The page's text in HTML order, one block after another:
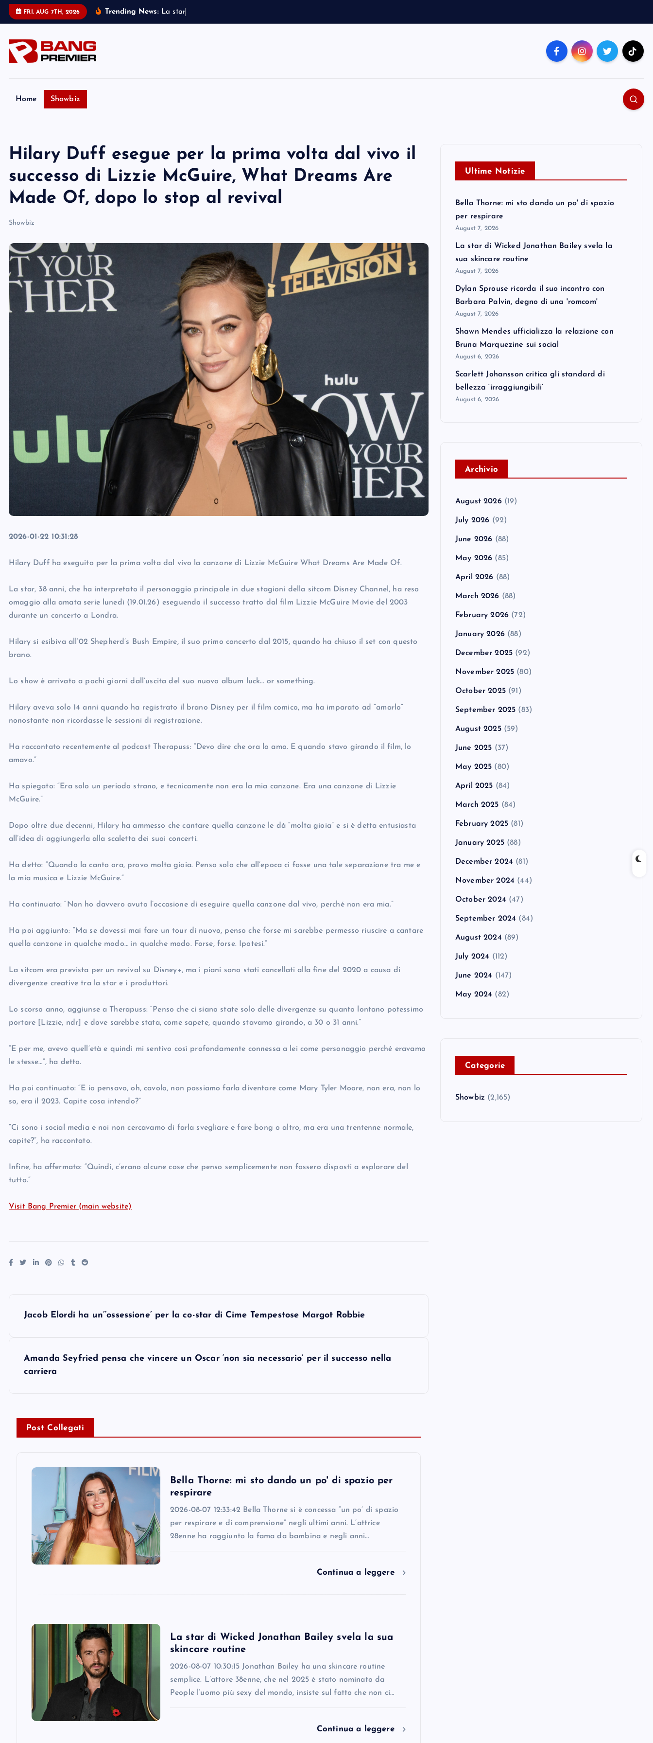
FRI. AUG 7TH, 2026 Trending News: La star
Home Showbiz
Hilary Duff esegue per la prima volta dal vivo il
successo di Lizzie McGuire, What Dreams Are
Made Of, dopo lo stop al revival
Showbiz
2026-01-22 10:31:28
Hilary Duff ha eseguito per la prima volta dal vivo la canzone di Lizzie McGuire What Dreams Are Made Of.
La star, 38 anni, che ha interpretato il personaggio principale in due stagioni della sitcom Disney Channel, ha reso
omaggio alla amata serie lunedì (19.01.26) eseguendo il successo tratto dal film Lizzie McGuire Movie del 2003
durante un concerto a Londra.
Hilary si esibiva all’02 Shepherd’s Bush Empire, il suo primo concerto dal 2015, quando ha chiuso il set con questo
brano.
Lo show è arrivato a pochi giorni dall’uscita del suo nuovo album luck… or something.
Hilary aveva solo 14 anni quando ha registrato il brano Disney per il film comico, ma ha imparato ad “amarlo”
nonostante non ricordasse le sessioni di registrazione.
Ha raccontato recentemente al podcast Therapuss: “Devo dire che ora lo amo. E quando stavo girando il film, lo
amavo.”
Ha spiegato: “Era solo un periodo strano, e tecnicamente non era la mia canzone. Era una canzone di Lizzie
McGuire.”
Dopo oltre due decenni, Hilary ha ammesso che cantare quella canzone le dà “molta gioia” e si è detta entusiasta
all’idea di aggiungerla alla scaletta dei suoi concerti.
Ha detto: “Quando la canto ora, provo molta gioia. Penso solo che all’epoca ci fosse una tale separazione tra me e
la mia musica e Lizzie McGuire.”
Ha continuato: “Non ho davvero avuto l’occasione di eseguire quella canzone dal vivo, perché non era mia.”
Ha poi aggiunto: “Ma se dovessi mai fare un tour di nuovo, penso che forse mi sarebbe permesso riuscire a cantare
quella canzone in qualche modo… in qualche modo. Forse, forse. Ipotesi.”
La sitcom era prevista per un revival su Disney+, ma i piani sono stati cancellati alla fine del 2020 a causa di
divergenze creative tra la star e i produttori.
Lo scorso anno, aggiunse a Therapuss: “Penso che ci siano state solo delle divergenze su quanto lontano potessimo
portare [Lizzie, ndr] e dove sarebbe stata, come sapete, quando stavamo girando, a 30 o 31 anni.”
“E per me, avevo quell’età e quindi mi sentivo così profondamente connessa a lei come personaggio perché eravamo
le stesse…”, ha detto.
Ha poi continuato: “E io pensavo, oh, cavolo, non possiamo farla diventare come Mary Tyler Moore, non era, non lo
so, era il 2023. Capite cosa intendo?”
“Ci sono i social media e noi non cercavamo di farla svegliare e fare bong o altro, ma era una trentenne normale,
capite?”, ha raccontato.
Infine, ha affermato: “Quindi, c’erano alcune cose che penso semplicemente non fossero disposti a esplorare del
tutto.”
Visit Bang Premier (main website)
n
a
Jacob Elordi ha un’‘ossessione’ per la co-star di Cime Tempestose Margot Robbie
Amanda Seyfried pensa che vincere un Oscar ‘non sia necessario’ per il successo nella
carriera
Post Collegati
Bella Thorne: mi sto dando un po' di spazio per
respirare
2026-08-07 12:33:42 Bella Thorne si è concessa “un po’ di spazio
per respirare e di comprensione” negli ultimi anni. L’attrice
28enne ha raggiunto la fama da bambina e negli anni…
Continua a leggere
La star di Wicked Jonathan Bailey svela la sua
skincare routine
2026-08-07 10:30:15 Jonathan Bailey ha una skincare routine
semplice. L’attore 38enne, che nel 2025 è stato nominato da
People l’uomo più sexy del mondo, insiste sul fatto che non ci…
Continua a leggere
Ultime Notizie
Bella Thorne: mi sto dando un po' di spazio
per respirare
August 7, 2026
La star di Wicked Jonathan Bailey svela la
sua skincare routine
August 7, 2026
Dylan Sprouse ricorda il suo incontro con
Barbara Palvin, degno di una 'romcom'
August 7, 2026
Shawn Mendes ufficializza la relazione con
Bruna Marquezine sui social
August 6, 2026
Scarlett Johansson critica gli standard di
bellezza ‘irraggiungibili’
August 6, 2026
Archivio
August 2026(19)
July 2026 (92)
June 2026 (88)
May 2026 (85)
April 2026 (88)
March 2026 (88)
February 2026 (72)
January 2026(88)
December 2025 (92)
November 2025 (80)
October 2025(91)
September 2025 (83)
August 2025(59)
June 2025 (37)
May 2025 (80)
April 2025 (84)
March 2025 (84)
February 2025 (81)
January 2025(88)
December 2024 (81)
November 2024 (44)
October 2024 (47)
September 2024 (84)
August 2024 (89)
July 2024 (112)
June 2024 (147)
May 2024 (82)
Categorie
Showbiz (2,165)